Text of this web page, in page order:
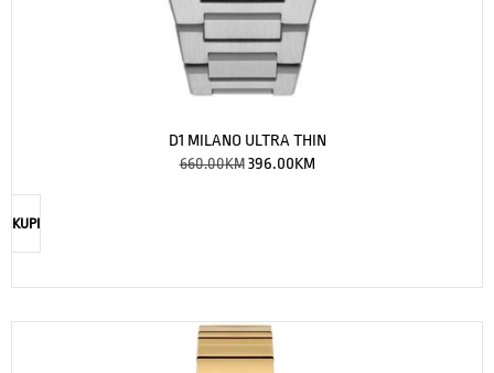
D1 MILANO ULTRA THIN
660.00KM 396.00KM
KUPI